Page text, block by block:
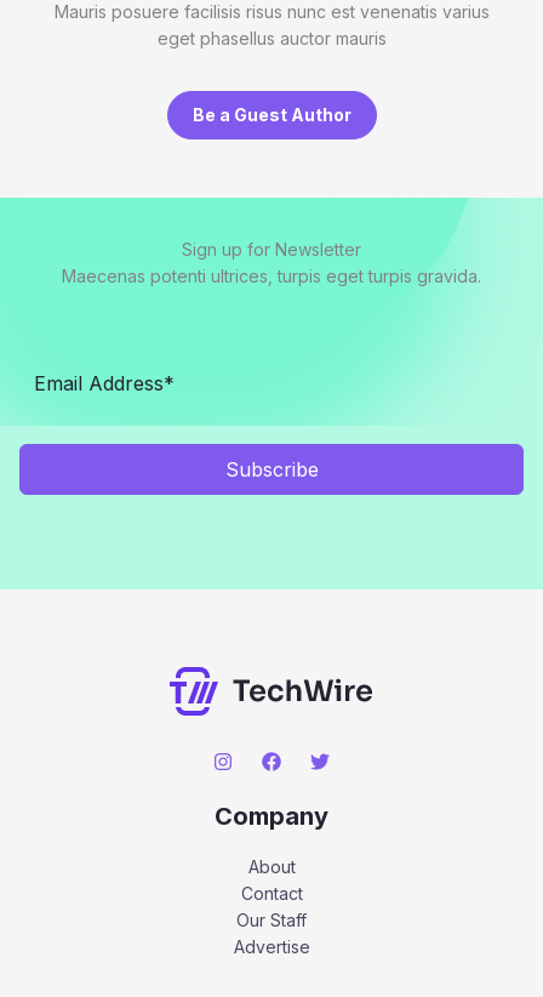
Mauris posuere facilisis risus nunc est venenatis varius
eget phasellus auctor mauris
Be a Guest Author
Sign up for Newsletter
Maecenas potenti ultrices, turpis eget turpis gravida.
Subscribe
Company
About
Contact
Our Staff
Advertise